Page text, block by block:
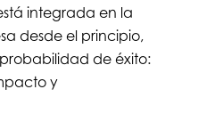
integrada en la
desde el principio,
de éxito:
y